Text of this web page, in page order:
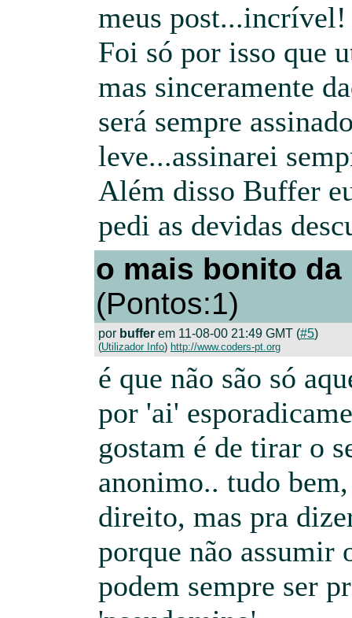
meus post...incrível!
Foi só por isso que
mas sinceramente
será sempre
leve...assinarei
Além disso Buffer
pedi as devidas
o mais bonito
(Pontos:1)
por buffer em 11-08-00 21:49 GMT (#5)
(Utilizador Info) http://www.coders-pt.org
é que não são só
por 'ai'
gostam é de tirar o
anonimo.. tudo
direito, mas pra
porque não assumir
podem sempre ser